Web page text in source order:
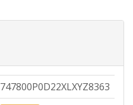
747800P0D22XLXYZ8363